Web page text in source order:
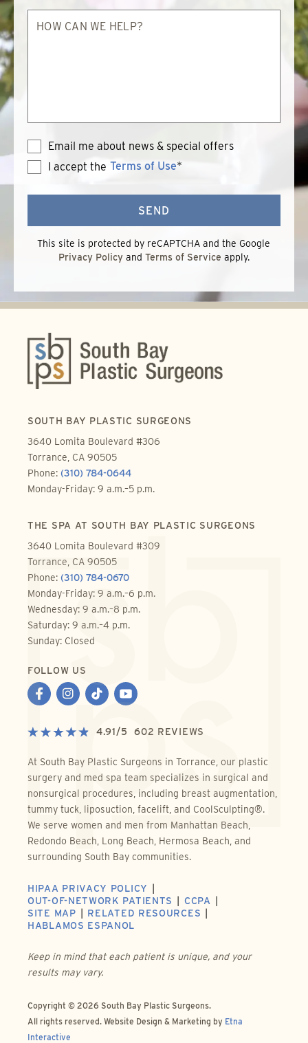
How
can
Email me about news & special offers
I accept the
Terms
Use
Terms of Use*
SEND
This site is protected by reCAPTCHA and the Google
Privacy Policyand Terms of Service apply.
SOUTH BAY PLASTIC SURGEONS
3640 Lomita Boulevard #306
Torrance, CA 90505
Phone: (310) 784-0644
Monday-Friday: 9 a.m.–5 p.m.
THE SPA AT SOUTH BAY PLASTIC SURGEONS
3640 Lomita Boulevard #309
Torrance, CA 90505
Phone: (310) 784-0670
Monday-Friday: 9 a.m.–6 p.m.
Wednesday: 9 a.m.–8 p.m.
Saturday: 9 a.m.–4 p.m.
Sunday: Closed
FOLLOW US
4.91/5 602 REVIEWS
At South Bay Plastic Surgeons in Torrance, our plastic
surgery and med spa team specializes in surgical and
nonsurgical procedures, including breast augmentation,
tummy tuck, liposuction, facelift, and CoolSculpting®.
We serve women and men from Manhattan Beach,
Redondo Beach, Long Beach, Hermosa Beach, and
surrounding South Bay communities.
HIPAA PRIVACY POLICY
OUT-OF-NETWORK PATIENTS
CCPA
SITE MAP
RELATED RESOURCES
HABLAMOS ESPANOL
Keep in mind that each patient is unique, and your
results may vary.
Copyright © 2026 South Bay Plastic Surgeons.
All rights reserved. Website Design & Marketing by Etna
Interactive